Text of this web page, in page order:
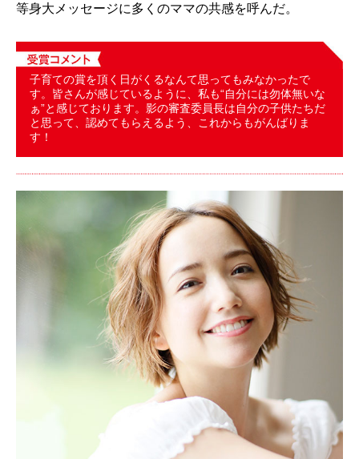
等身大メッセージに多くのママの共感を呼んだ。
子育ての賞を頂く日がくるなんて思ってもみなかったで
す。皆さんが感じているように、私も“自分には勿体無いな
ぁ”と感じております。影の審査委員長は自分の子供たちだ
と思って、認めてもらえるよう、これからもがんばりま
す！